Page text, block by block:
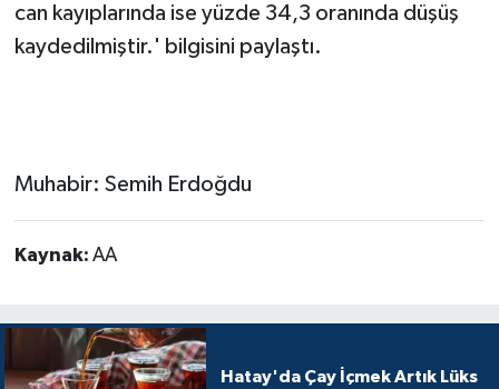
can kayıplarında ise yüzde 34,3 oranında düşüş
kaydedilmiştir.' bilgisini paylaştı.
Muhabir: Semih Erdoğdu
Kaynak: AA
Hatay'da Çay İçmek Artık Lüks